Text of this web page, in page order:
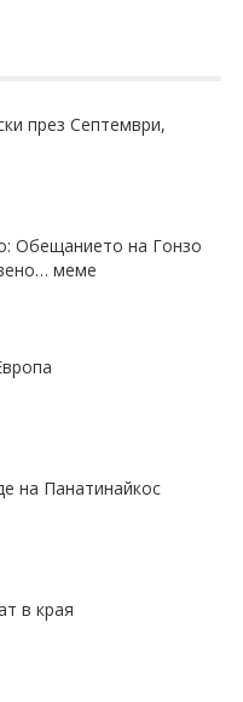
през Септември,
Обещанието на Гонзо
меме
на Панатинайкос
в края